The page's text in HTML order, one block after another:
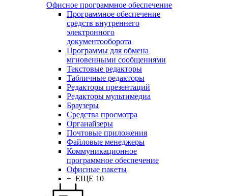
Офисное программное обеспечение
Программное обеспечение
средств внутреннего
электронного
документооборота
Программы для обмена
мгновенными сообщениями
Текстовые редакторы
Табличные редакторы
Редакторы презентаций
Редакторы мультимедиа
Браузеры
Средства просмотра
Органайзеры
Почтовые приложения
Файловые менеджеры
Коммуникационное
программное обеспечение
Офисные пакеты
+ ЕЩЕ 10